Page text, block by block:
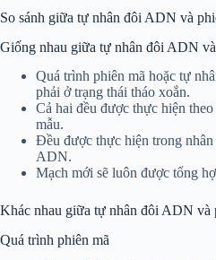
So sánh giữa tự nhân đôi ADN và
Giống nhau giữa tự nhân đôi ADN
Quá trình phiên mã hoặc tự
phải ở trạng thái tháo xoắn.
Cả hai đều được thực hiện
mẫu.
Đều được thực hiện trong
ADN.
Mạch mới sẽ luôn được tổng
Khác nhau giữa tự nhân đôi ADN và
Quá trình phiên mã